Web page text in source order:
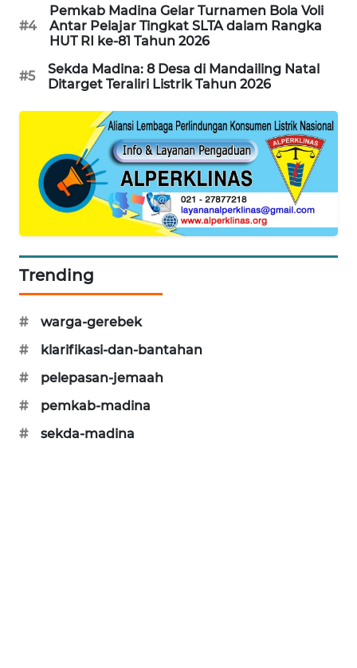
#4
Pemkab Madina Gelar Turnamen Bola Voli
Antar Pelajar Tingkat SLTA dalam Rangka
HUT RI ke-81 Tahun 2026
#5
Sekda Madina: 8 Desa di Mandailing Natal
Ditarget Teraliri Listrik Tahun 2026
Trending
#
warga-gerebek
#
klarifikasi-dan-bantahan
#
pelepasan-jemaah
#
pemkab-madina
#
sekda-madina